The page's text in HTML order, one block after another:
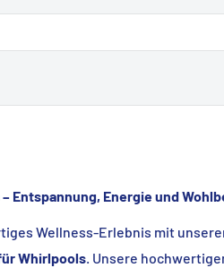
Entspannung, Energie und
Wellness-Erlebnis mit
Whirlpools. Unsere